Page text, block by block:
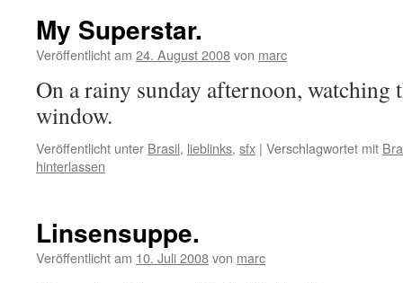
My Superstar.
Veröffentlicht am 24. August 2008von marc
On a rainy sunday afternoon, watching
window.
Veröffentlicht unter Brasil, lieblinks, sfx | Verschlagwortet mit
hinterlassen
Linsensuppe.
Veröffentlicht am 10. Juli 2008von marc